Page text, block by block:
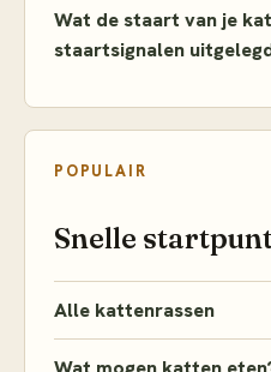
Wat de staart van je
staartsignalen
POPULAIR
Snelle
Alle kattenrassen